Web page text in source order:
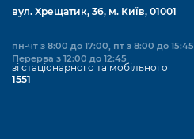
вул. Хрещатик, 36, м. Київ, 01001
пн-чт з 8:00 до 17:00, пт з 8:00 до 15:45
Перерва з 12:00 до 12:45
зі стаціонарного та мобільного
1551